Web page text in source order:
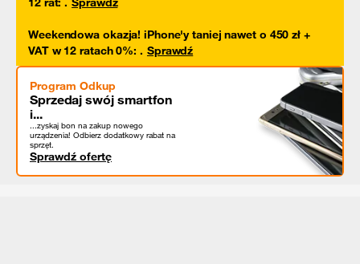
Weekendowa okazja! iPhone'y taniej nawet o 450 zł +
VAT w 12 ratach 0%: . Sprawdź
Program Odkup
Sprzedaj swój smartfon
i...
...zyskaj bon na zakup nowego
urządzenia! Odbierz dodatkowy rabat na
sprzęt.
Sprawdź ofertę